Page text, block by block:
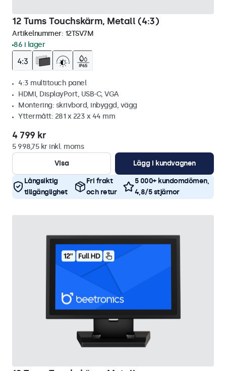
12 Tums Touchskärm, Metall (4:3)
Artikelnummer: 12TSV7M
86 i lager
4:3 multitouch panel
HDMI, DisplayPort, USB-C, VGA
Montering: skrivbord, inbyggd, vägg
Yttermått: 281 x 223 x 44 mm
4 799 kr
5 998,75 kr inkl. moms
Visa
Lägg i kundvagnen
Långsiktig
tillgänglighet
Fri frakt
och retur
5 000+ kundomdömen,
4,8/5 stjärnor